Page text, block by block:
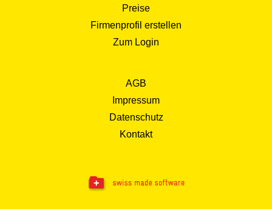
Preise
Firmenprofil erstellen
Zum Login
AGB
Impressum
Datenschutz
Kontakt